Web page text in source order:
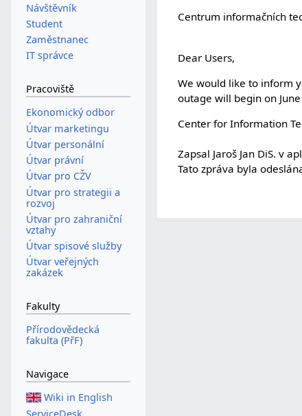
Centrum informačních
Dear Users,
We would like to inform
outage will begin on
Center for Information
Zapsal Jaroš Jan DiS. v
Tato zpráva byla
Návštěvník
Student
Zaměstnanec
IT správce
Pracoviště
Ekonomický odbor
Útvar marketingu
Útvar personální
Útvar právní
Útvar pro CŽV
Útvar pro strategii a
rozvoj
Útvar pro zahraniční
vztahy
Útvar spisové služby
Útvar veřejných
zakázek
Fakulty
Přírodovědecká
fakulta (PřF)
Navigace
Wiki in English
ServiceDesk